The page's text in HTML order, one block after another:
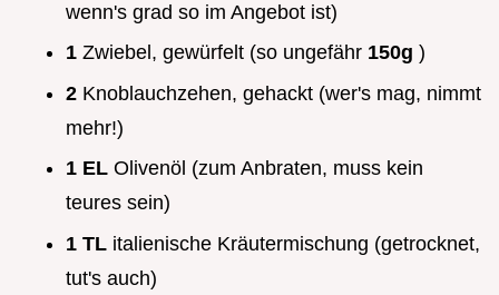
wenn's grad so im Angebot ist)
1 Zwiebel, gewürfelt (so ungefähr 150g )
2 Knoblauchzehen, gehackt (wer's mag, nimmt
mehr!)
1 EL Olivenöl (zum Anbraten, muss kein
teures sein)
1 TL italienische Kräutermischung (getrocknet,
tut's auch)